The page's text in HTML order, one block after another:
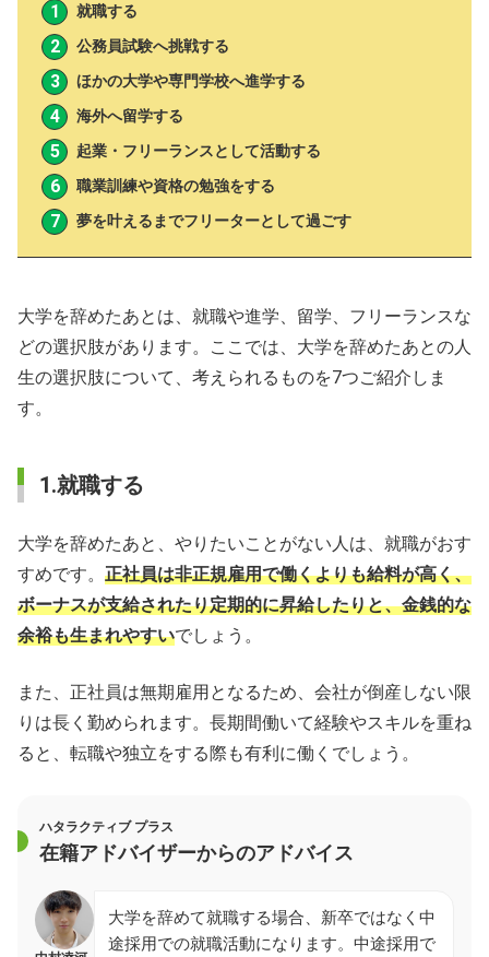
就職する
公務員試験へ挑戦する
ほかの大学や専門学校へ進学する
海外へ留学する
起業・フリーランスとして活動する
職業訓練や資格の勉強をする
夢を叶えるまでフリーターとして過ごす
大学を辞めたあとは、就職や進学、留学、フリーランスな
どの選択肢があります。ここでは、大学を辞めたあとの人
生の選択肢について、考えられるものを7つご紹介しま
す。
1.就職する
大学を辞めたあと、やりたいことがない人は、就職がおす
すめです。 正社員は非正規雇用で働くよりも給料が高く、
ボーナスが支給されたり定期的に昇給したりと、金銭的な
余裕も生まれやすいでしょう。
また、正社員は無期雇用となるため、会社が倒産しない限
りは長く勤められます。長期間働いて経験やスキルを重ね
ると、転職や独立をする際も有利に働くでしょう。
ハタラクティブ プラス
在籍アドバイザーからのアドバイス
大学を辞めて就職する場合、新卒ではなく中
途採用での就職活動になります。中途採用で